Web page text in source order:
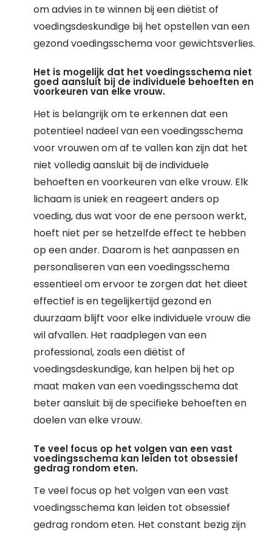
om advies in te winnen bij een diëtist of
voedingsdeskundige bij het opstellen van een
gezond voedingsschema voor gewichtsverlies.
Het is mogelijk dat het voedingsschema niet
goed aansluit bij de individuele behoeften en
voorkeuren van elke vrouw.
Het is belangrijk om te erkennen dat een
potentieel nadeel van een voedingsschema
voor vrouwen om af te vallen kan zijn dat het
niet volledig aansluit bij de individuele
behoeften en voorkeuren van elke vrouw. Elk
lichaam is uniek en reageert anders op
voeding, dus wat voor de ene persoon werkt,
hoeft niet per se hetzelfde effect te hebben
op een ander. Daarom is het aanpassen en
personaliseren van een voedingsschema
essentieel om ervoor te zorgen dat het dieet
effectief is en tegelijkertijd gezond en
duurzaam blijft voor elke individuele vrouw die
wil afvallen. Het raadplegen van een
professional, zoals een diëtist of
voedingsdeskundige, kan helpen bij het op
maat maken van een voedingsschema dat
beter aansluit bij de specifieke behoeften en
doelen van elke vrouw.
Te veel focus op het volgen van een vast
voedingsschema kan leiden tot obsessief
gedrag rondom eten.
Te veel focus op het volgen van een vast
voedingsschema kan leiden tot obsessief
gedrag rondom eten. Het constant bezig zijn